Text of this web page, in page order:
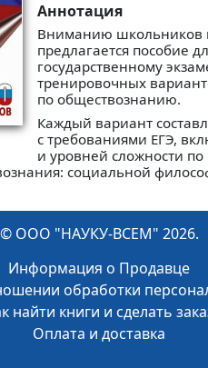
Аннотация
Вниманию школьников
предлагается пособие
государственному
тренировочных
по обществознанию.
Каждый вариант
с требованиями ЕГЭ,
и уровней сложности
социальной
© ООО "НАУКУ-ВСЕМ" 2026.
Информация о Продавце
обработки
найти книги и сделать
Оплата и доставка